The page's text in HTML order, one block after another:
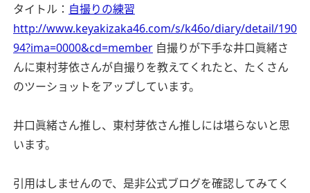
タイトル： 自撮りの練習
http://www.keyakizaka46.com/s/k46o/diary/detail/190
94?ima=0000&cd=member 自撮りが下手な井口眞緒さ
んに東村芽依さんが自撮りを教えてくれたと、たくさん
のツーショットをアップしています。
井口眞緒さん推し、東村芽依さん推しには堪らないと思
います。
引用はしませんので、是非公式ブログを確認してみてく